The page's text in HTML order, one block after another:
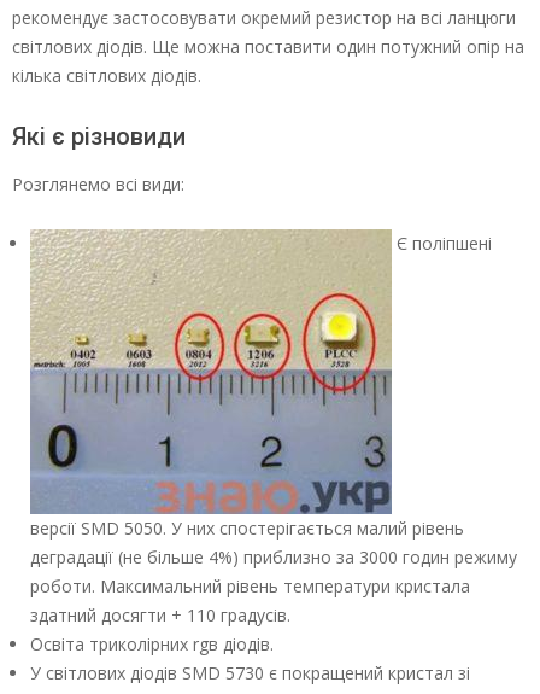
рекомендує застосовувати окремий резистор на всі ланцюги
світлових діодів. Ще можна поставити один потужний опір на
кілька світлових діодів.
Які є різновиди
Розглянемо всі види:
Є поліпшені
версії SМD 5050. У них спостерігається малий рівень
деградації (не більше 4%) приблизно за 3000 годин режиму
роботи. Максимальний рівень температури кристала
здатний досягти + 110 градусів.
Освіта триколірних rgв діодів.
У світлових діодів SМD 5730 є покращений кристал зі